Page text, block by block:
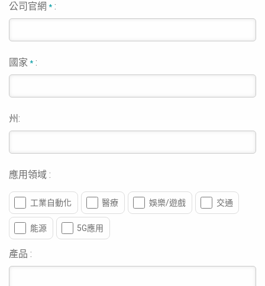
公司官網* :
國家* :
州:
應用領域 :
工業自動化 醫療 娛樂/遊戲 交通
能源 5G應用
產品 :